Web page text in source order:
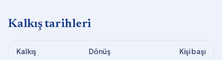
Kalkış tarihleri
Kalkış Dönüş Kişi başı